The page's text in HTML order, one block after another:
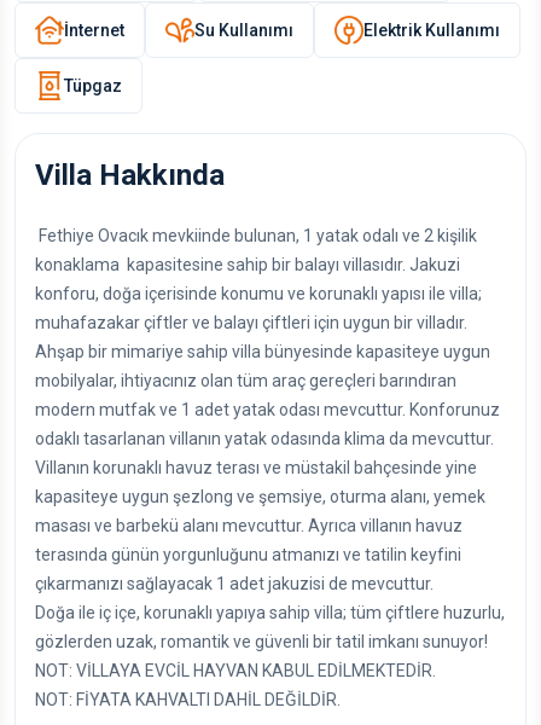
İnternet Su Kullanımı Elektrik Kullanımı
Tüpgaz
Villa Hakkında
Fethiye Ovacık mevkiinde bulunan, 1 yatak odalı ve 2 kişilik
konaklama kapasitesine sahip bir balayı villasıdır. Jakuzi
konforu, doğa içerisinde konumu ve korunaklı yapısı ile villa;
muhafazakar çiftler ve balayı çiftleri için uygun bir villadır.
Ahşap bir mimariye sahip villa bünyesinde kapasiteye uygun
mobilyalar, ihtiyacınız olan tüm araç gereçleri barındıran
modern mutfak ve 1 adet yatak odası mevcuttur. Konforunuz
odaklı tasarlanan villanın yatak odasında klima da mevcuttur.
Villanın korunaklı havuz terası ve müstakil bahçesinde yine
kapasiteye uygun şezlong ve şemsiye, oturma alanı, yemek
masası ve barbekü alanı mevcuttur. Ayrıca villanın havuz
terasında günün yorgunluğunu atmanızı ve tatilin keyfini
çıkarmanızı sağlayacak 1 adet jakuzisi de mevcuttur.
Doğa ile iç içe, korunaklı yapıya sahip villa; tüm çiftlere huzurlu,
gözlerden uzak, romantik ve güvenli bir tatil imkanı sunuyor!
NOT: VİLLAYA EVCİL HAYVAN KABUL EDİLMEKTEDİR.
NOT: FİYATA KAHVALTI DAHİL DEĞİLDİR.